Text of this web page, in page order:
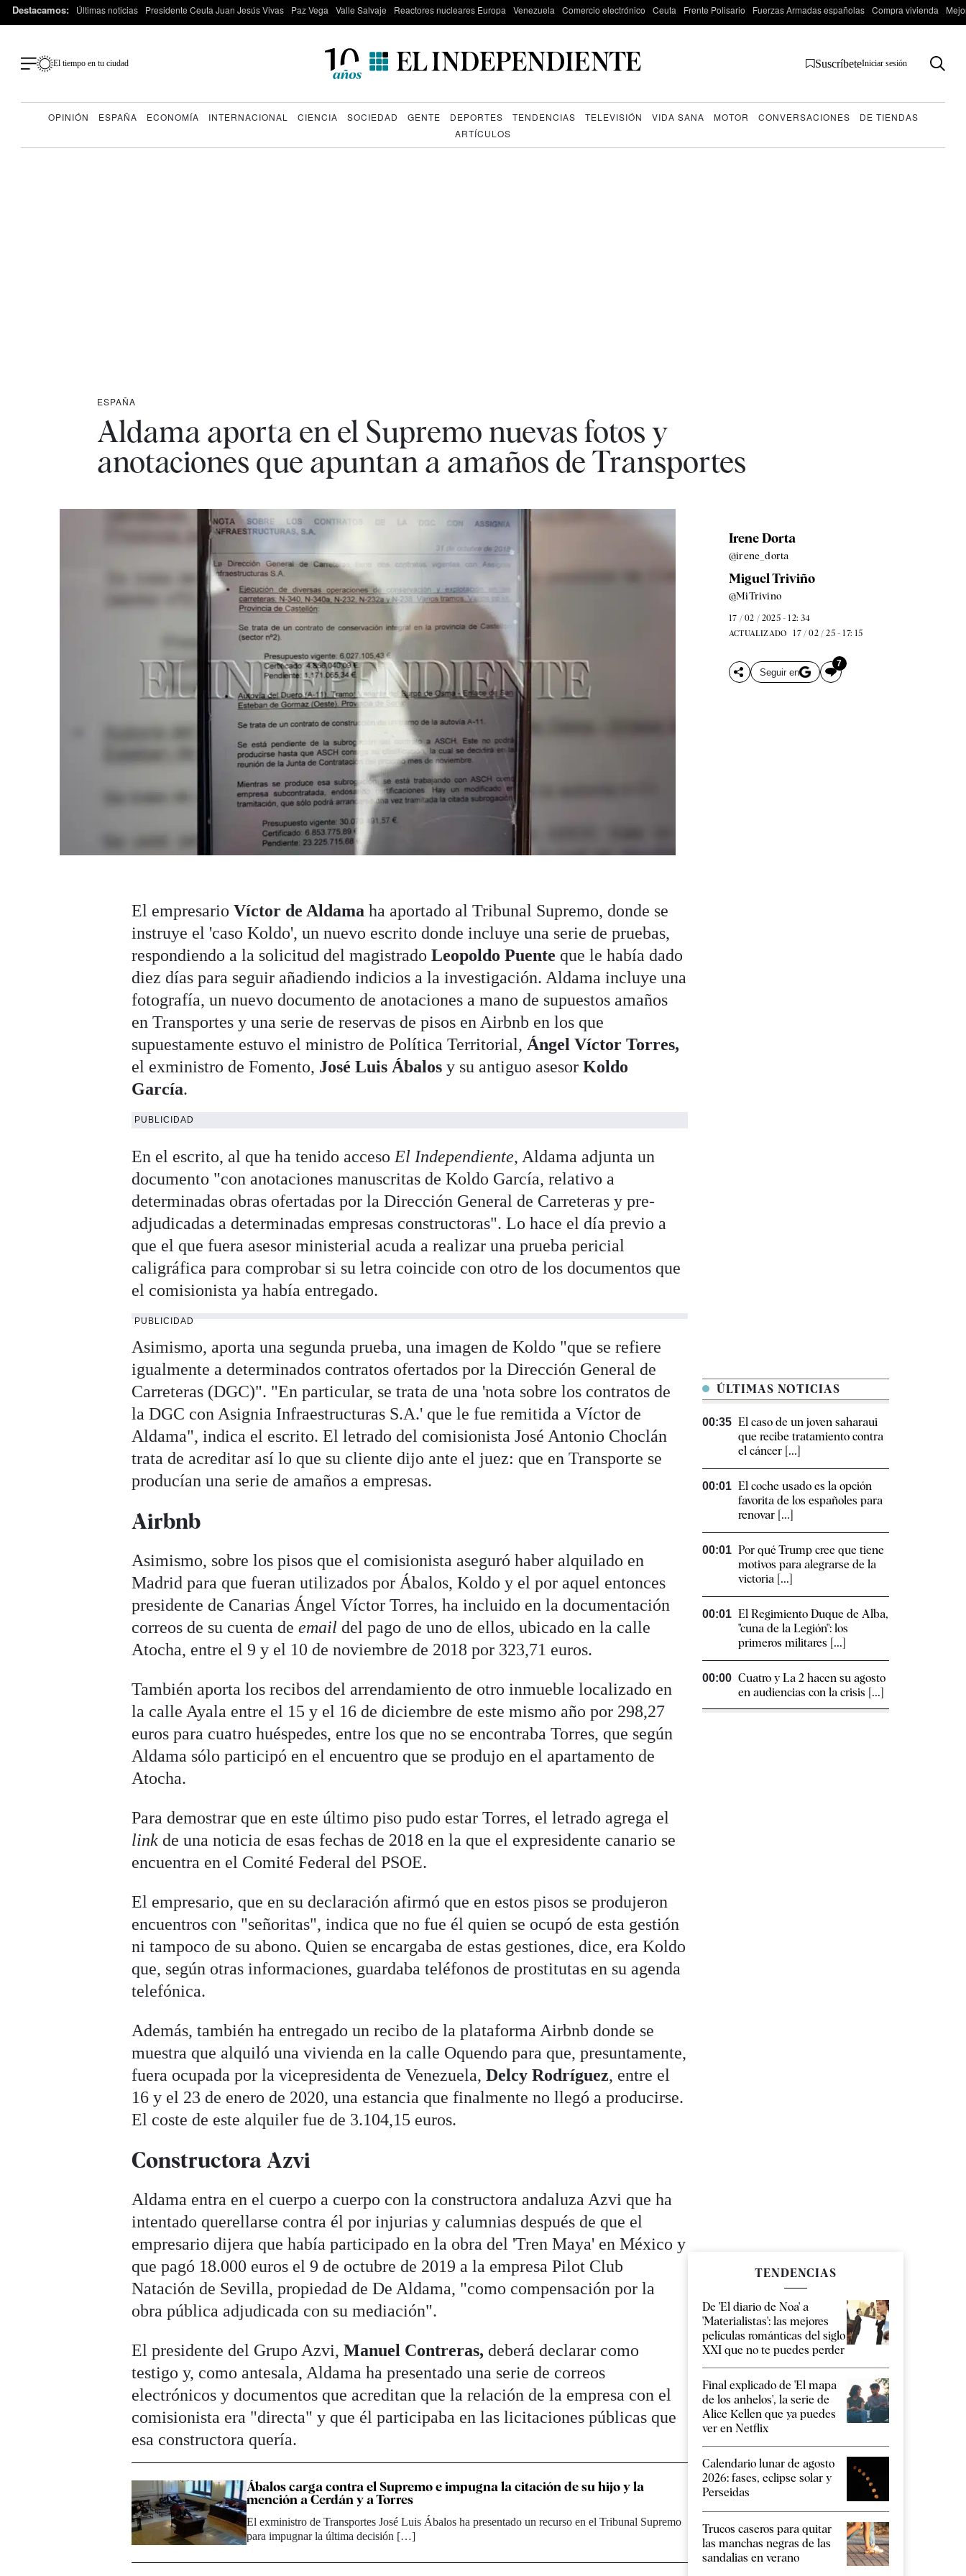
Destacamos: Últimas noticias Presidente Ceuta Juan Jesús Vivas Paz Vega Valle Salvaje Reactores nucleares Europa Venezuela Comercio electrónico Ceuta Frente Polisario Fuerzas Armadas españolas Compra vivienda
El tiempo en tu ciudad SuscríbeteIniciar sesión
OPINIÓN ESPAÑA ECONOMÍA INTERNACIONAL CIENCIA SOCIEDAD GENTE DEPORTES TENDENCIAS TELEVISIÓN VIDA SANA MOTOR CONVERSACIONES
DE TIENDAS
ARTÍCULOS
ESPAÑA
Aldama aporta en el Supremo nuevas fotos y
anotaciones que apuntan a amaños de Transportes
Irene Dorta
@irene_dorta
Miguel Triviño
@MiTrivino
17 / 02 / 2025 - 12: 34
ACTUALIZADO 17 / 02 / 25 - 17: 15
Seguir en
7
El empresarioVíctor de Aldama ha aportado al Tribunal Supremo, donde se
instruye el 'caso Koldo', un nuevo escrito donde incluye una serie de pruebas,
respondiendo a la solicitud del magistradoLeopoldo Puente que le había dado
diez días para seguir añadiendo indicios a la investigación. Aldama incluye una
fotografía, un nuevo documento de anotaciones a mano de supuestos amaños
en Transportes y una serie de reservas de pisos en Airbnb en los que
supuestamente estuvo el ministro de Política Territorial, Ángel Víctor Torres,
el exministro de Fomento, José Luis Ábalos y su antiguo asesorKoldo
García.
PUBLICIDAD
En el escrito, al que ha tenido acceso El Independiente, Aldama adjunta un
documento "con anotaciones manuscritas de Koldo García, relativo a
determinadas obras ofertadas por la Dirección General de Carreteras y pre-
adjudicadas a determinadas empresas constructoras". Lo hace el día previo a
que el que fuera asesor ministerial acuda a realizar una prueba pericial
caligráfica para comprobar si su letra coincide con otro de los documentos que
el comisionista ya había entregado.
PUBLICIDAD
Asimismo, aporta una segunda prueba, una imagen de Koldo "que se refiere
igualmente a determinados contratos ofertados por la Dirección General de
Carreteras (DGC)". "En particular, se trata de una 'nota sobre los contratos de
la DGC con Asignia Infraestructuras S.A.' que le fue remitida a Víctor de
Aldama", indica el escrito. El letrado del comisionista José Antonio Choclán
trata de acreditar así lo que su cliente dijo ante el juez: que en Transporte se
producían una serie de amaños a empresas.
Airbnb
Asimismo, sobre los pisos que el comisionista aseguró haber alquilado en
Madrid para que fueran utilizados por Ábalos, Koldo y el por aquel entonces
presidente de Canarias Ángel Víctor Torres, ha incluido en la documentación
correos de su cuenta deemail del pago de uno de ellos, ubicado en la calle
Atocha, entre el 9 y el 10 de noviembre de 2018 por 323,71 euros.
También aporta los recibos del arrendamiento de otro inmueble localizado en
la calle Ayala entre el 15 y el 16 de diciembre de este mismo año por 298,27
euros para cuatro huéspedes, entre los que no se encontraba Torres, que según
Aldama sólo participó en el encuentro que se produjo en el apartamento de
Atocha.
Para demostrar que en este último piso pudo estar Torres, el letrado agrega el
linkde una noticia de esas fechas de 2018 en la que el expresidente canario se
encuentra en el Comité Federal del PSOE.
El empresario, que en su declaración afirmó que en estos pisos se produjeron
encuentros con "señoritas", indica que no fue él quien se ocupó de esta gestión
ni tampoco de su abono. Quien se encargaba de estas gestiones, dice, era Koldo
que, según otras informaciones, guardaba teléfonos de prostitutas en su agenda
telefónica.
Además, también ha entregado un recibo de la plataforma Airbnb donde se
muestra que alquiló una vivienda en la calle Oquendo para que, presuntamente,
fuera ocupada por la vicepresidenta de Venezuela,Delcy Rodríguez, entre el
16 y el 23 de enero de 2020, una estancia que finalmente no llegó a producirse.
El coste de este alquiler fue de 3.104,15 euros.
Constructora Azvi
Aldama entra en el cuerpo a cuerpo con la constructora andaluza Azvi que ha
intentado querellarse contra él por injurias y calumnias después de que el
empresario dijera que había participado en la obra del 'Tren Maya' en México y
que pagó 18.000 euros el 9 de octubre de 2019 a la empresa Pilot Club
Natación de Sevilla, propiedad de De Aldama, "como compensación por la
obra pública adjudicada con su mediación".
El presidente del Grupo Azvi,Manuel Contreras, deberá declarar como
testigo y, como antesala, Aldama ha presentado una serie de correos
electrónicos y documentos que acreditan que la relación de la empresa con el
comisionista era "directa" y que él participaba en las licitaciones públicas que
esa constructora quería.
Ábalos carga contra el Supremo e impugna la citación de su hijo y la
mención a Cerdán y a Torres
El exministro de Transportes José Luis Ábalos ha presentado un recurso en el Tribunal Supremo
para impugnar la última decisión […]
ÚLTIMAS NOTICIAS
00:35 El caso de un joven saharaui
que recibe tratamiento contra
el cáncer [...]
00:01 El coche usado es la opción
favorita de los españoles para
renovar [...]
00:01 Por qué Trump cree que tiene
motivos para alegrarse de la
victoria [...]
00:01 El Regimiento Duque de Alba,
"cuna de la Legión": los
primeros militares [...]
00:00 Cuatro y La 2 hacen su agosto
en audiencias con la crisis [...]
TENDENCIAS
De 'El diario de Noa' a
'Materialistas': las mejores
películas románticas del siglo
XXI que no te puedes perder
Final explicado de 'El mapa
de los anhelos', la serie de
Alice Kellen que ya puedes
ver en Netflix
Calendario lunar de agosto
2026: fases, eclipse solar y
Perseidas
Trucos caseros para quitar
las manchas negras de las
sandalias en verano